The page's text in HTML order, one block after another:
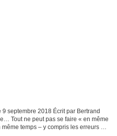
septembre 2018 Écrit par Bertrand
Tout ne peut pas se faire « en même
temps – y compris les erreurs et